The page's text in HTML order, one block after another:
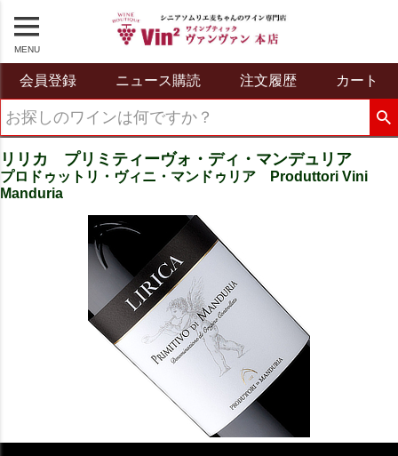
MENU
会員登録 ニュース購読 注文履歴 カート
リリカ プリミティーヴォ・ディ・マンデュリア
プロドゥットリ・ヴィニ・マンドゥリア Produttori Vini
Manduria